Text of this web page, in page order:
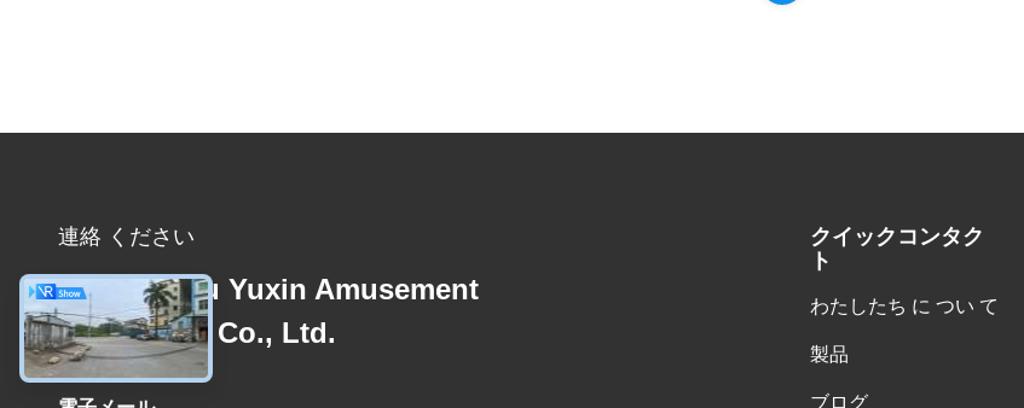
連絡 ください
Guangzhou Yuxin Amusement
Equipment Co., Ltd.
クイックコンタク
ト
わたしたち に つい て
製品
ブログ